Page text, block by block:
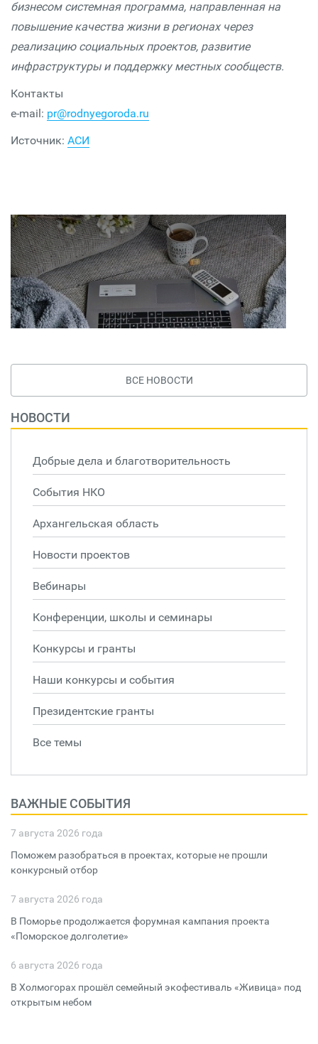
бизнесом системная программа, направленная на
повышение качества жизни в регионах через
реализацию социальных проектов, развитие
инфраструктуры и поддержку местных сообществ.
Контакты
e-mail: pr@rodnyegoroda.ru
Источник: АСИ
ВСЕ НОВОСТИ
НОВОСТИ
Добрые дела и благотворительность
События НКО
Архангельская область
Новости проектов
Вебинары
Конференции, школы и семинары
Конкурсы и гранты
Наши конкурсы и события
Президентские гранты
Все темы
ВАЖНЫЕ СОБЫТИЯ
7 августа 2026 года
Поможем разобраться в проектах, которые не прошли
конкурсный отбор
7 августа 2026 года
В Поморье продолжается форумная кампания проекта
«Поморское долголетие»
6 августа 2026 года
В Холмогорах прошёл семейный экофестиваль «Живица» под
открытым небом